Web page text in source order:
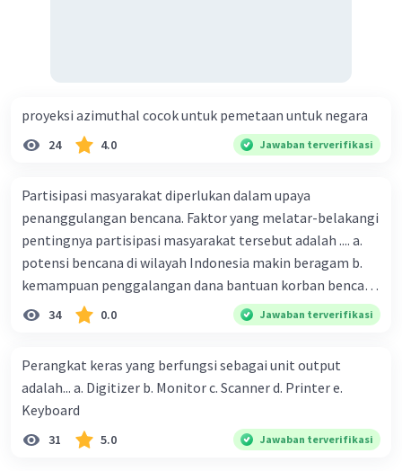
proyeksi azimuthal cocok untuk pemetaan untuk negara
24 4.0 Jawaban terverifikasi
Partisipasi masyarakat diperlukan dalam upaya
penanggulangan bencana. Faktor yang melatar-belakangi
pentingnya partisipasi masyarakat tersebut adalah .... a.
potensi bencana di wilayah Indonesia makin beragam b.
kemampuan penggalangan dana bantuan korban bencana
makin tinggi c. pemahaman pendidikan kebencanaan
kepada masyarakat masih rendah d. masyarakat
bencana e. kepercayaan pemerintah bahwa masyarakat
mampu mengatasi bencana
34 0.0 Jawaban terverifikasi
Perangkat keras yang berfungsi sebagai unit output
adalah... a. Digitizer b. Monitor c. Scanner d. Printer e.
Keyboard
31 5.0 Jawaban terverifikasi